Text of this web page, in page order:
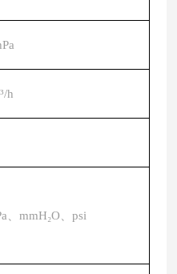
h
、mmH₂O、psi